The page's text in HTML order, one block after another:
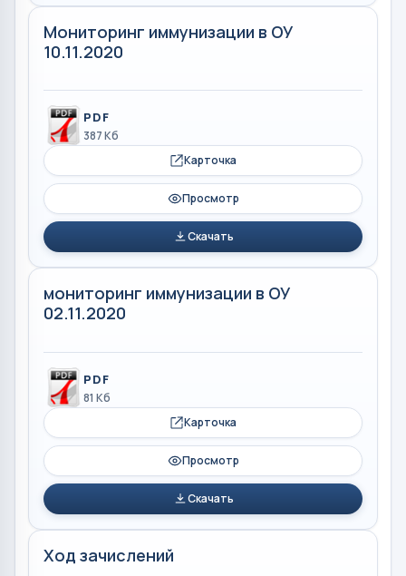
Мониторинг иммунизации в ОУ
10.11.2020
PDF
387 Кб
Карточка
Просмотр
Скачать
мониторинг иммунизации в ОУ
02.11.2020
PDF
81 Кб
Карточка
Просмотр
Скачать
Ход зачислений